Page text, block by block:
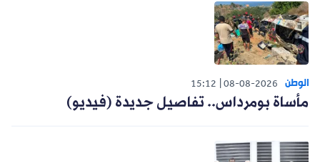
الوطن 08-08-2026
15:12
مأساة بومرداس.. تفاصيل جديدة (فيديو)